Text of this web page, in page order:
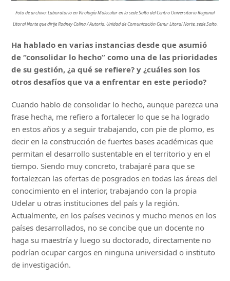
Foto de archivo: Laboratorio en Virología Molecular en la sede Salto del Centro Universitario Regional
Litoral Norte que dirije Rodney Colina / Autoría: Unidad de Comunicación Cenur Litoral Norte, sede Salto.
Ha hablado en varias instancias desde que asumió
de “consolidar lo hecho” como una de las prioridades
de su gestión, ¿a qué se refiere? y ¿cuáles son los
otros desafíos que va a enfrentar en este periodo?
Cuando hablo de consolidar lo hecho, aunque parezca una
frase hecha, me refiero a fortalecer lo que se ha logrado
en estos años y a seguir trabajando, con pie de plomo, es
decir en la construcción de fuertes bases académicas que
permitan el desarrollo sustentable en el territorio y en el
tiempo. Siendo muy concreto, trabajaré para que se
fortalezcan las ofertas de posgrados en todas las áreas del
conocimiento en el interior, trabajando con la propia
Udelar u otras instituciones del país y la región.
Actualmente, en los países vecinos y mucho menos en los
países desarrollados, no se concibe que un docente no
haga su maestría y luego su doctorado, directamente no
podrían ocupar cargos en ninguna universidad o instituto
de investigación.